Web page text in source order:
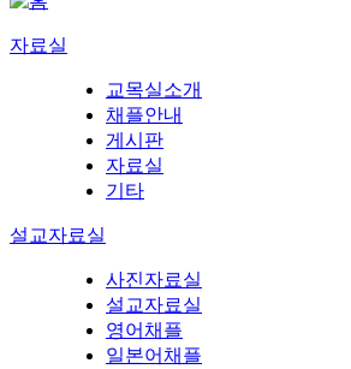
자료실
교목실소개
채플안내
게시판
자료실
기타
설교자료실
사진자료실
설교자료실
영어채플
일본어채플